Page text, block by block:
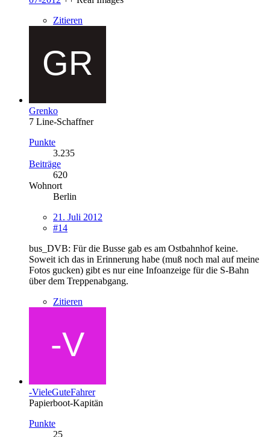
Zitieren
Grenko
7 Line-Schaffner
Punkte
3.235
Beiträge
620
Wohnort
Berlin
21. Juli 2012
#14
bus_DVB: Für die Busse gab es am Ostbahnhof keine.
Soweit ich das in Erinnerung habe (muß noch mal auf meine
Fotos gucken) gibt es nur eine Infoanzeige für die S-Bahn
über dem Treppenabgang.
Zitieren
-VieleGuteFahrer
Papierboot-Kapitän
Punkte
25